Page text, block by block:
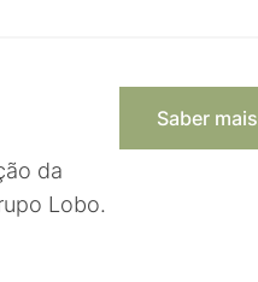
da
Lobo.
Saber mais